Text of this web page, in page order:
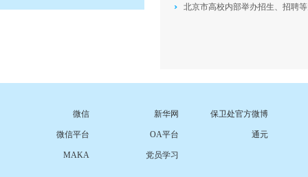
北京市高校内部举办招生、招聘
微信 新华网 保卫处官方微博
微信平台 OA平台 通元
MAKA 党员学习